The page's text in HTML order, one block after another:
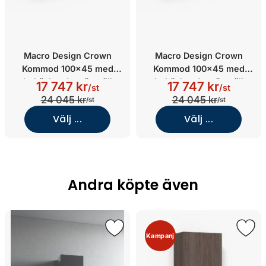
Macro Design Crown
Kommod 100x45 med
heltäckande tvättställ
(Massiv ek/Shape/Light 14)
17 747 kr/st
24 045 kr/st
Välj ...
Macro Design Crown
Kommod 100x45 med
heltäckande tvättställ
(Svart massiv
ek/Shape/Light 14)
17 747 kr/st
24 045 kr/st
Välj ...
Andra köpte även
Kampanj